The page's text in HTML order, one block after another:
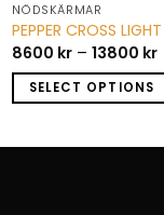
NÖDSKÄRMAR
PEPPER CROSS LIGHT
8600 kr– 13800 kr
SELECT OPTIONS